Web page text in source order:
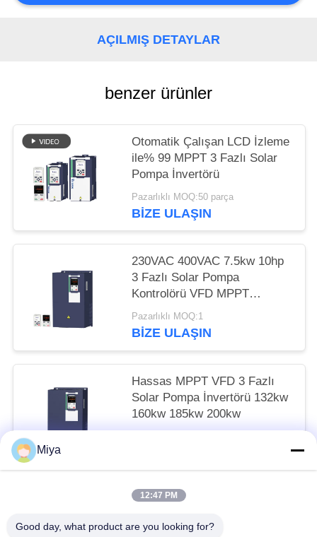
AÇILMIŞ DETAYLAR
benzer ürünler
Otomatik Çalışan LCD İzleme
ile% 99 MPPT 3 Fazlı Solar
Pompa İnvertörü
Pazarlıklı MOQ:50 parça
BIZE ULAŞIN
230VAC 400VAC 7.5kw 10hp
3 Fazlı Solar Pompa
Kontrolörü VFD MPPT
Kontrolü
Pazarlıklı MOQ:1
BIZE ULAŞIN
Hassas MPPT VFD 3 Fazlı
Solar Pompa İnvertörü 132kw
160kw 185kw 200kw
Miya
12:47 PM
Good day, what product are you looking for?